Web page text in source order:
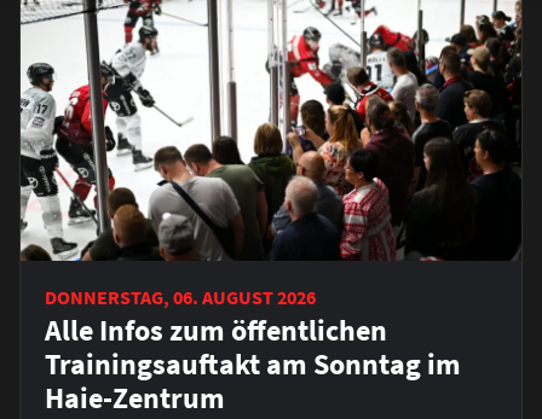
DONNERSTAG, 06. AUGUST 2026
Alle Infos zum öffentlichen
Trainingsauftakt am Sonntag im
Haie-Zentrum